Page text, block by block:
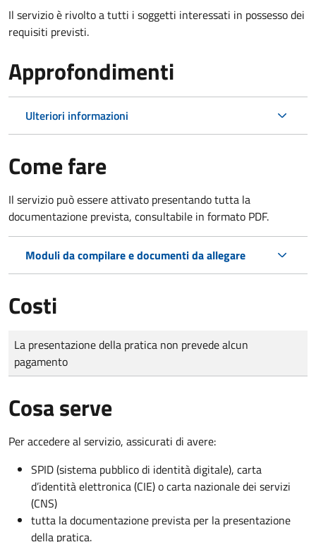
Il servizio è rivolto a tutti i soggetti interessati in possesso dei
requisiti previsti.
Approfondimenti
Ulteriori informazioni
Come fare
Il servizio può essere attivato presentando tutta la
documentazione prevista, consultabile in formato PDF.
Moduli da compilare e documenti da allegare
Costi
Tipo di pagamento
Importo
La presentazione della pratica non prevede alcun
pagamento
Cosa serve
Per accedere al servizio, assicurati di avere:
SPID (sistema pubblico di identità digitale), carta
d’identità elettronica (CIE) o carta nazionale dei servizi
(CNS)
tutta la documentazione prevista per la presentazione
della pratica.